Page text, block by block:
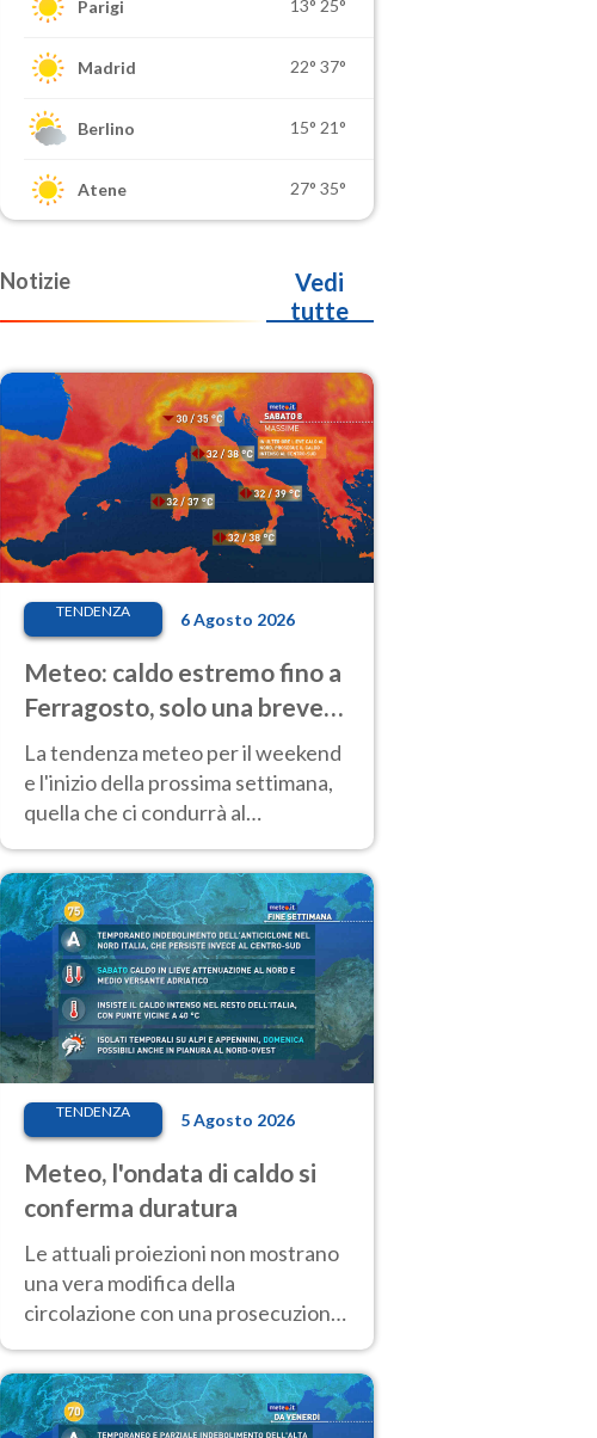
Parigi 13° 25°
Madrid 22° 37°
Berlino 15° 21°
Atene 27° 35°
Notizie
Vedi
tutte
TENDENZA 6 Agosto 2026
Meteo: caldo estremo fino a
Ferragosto, solo una breve
pausa. Ecco dove
La tendenza meteo per il weekend
e l'inizio della prossima settimana,
quella che ci condurrà al
temperature molto elevate
TENDENZA 5 Agosto 2026
Meteo, l'ondata di caldo si
conferma duratura
Le attuali proiezioni non mostrano
una vera modifica della
circolazione con una prosecuzione
giorni, compresa la settimana di
Ferragosto